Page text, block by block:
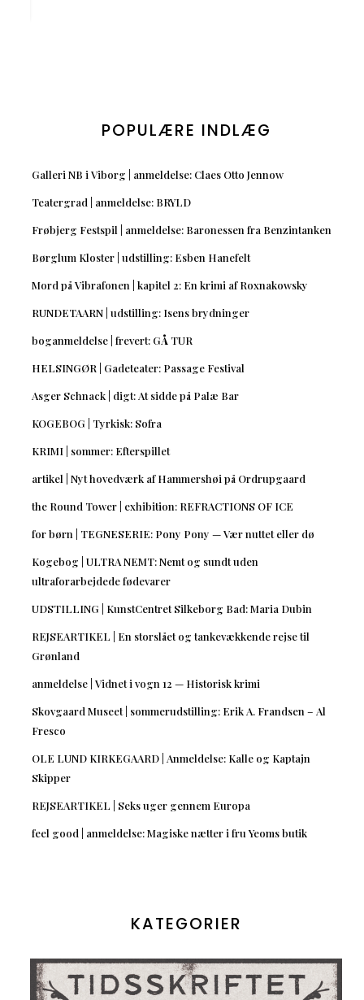
POPULÆRE INDLÆG
Galleri NB i Viborg | anmeldelse: Claes Otto Jennow
Teatergrad | anmeldelse: BRYLD
Frøbjerg Festspil | anmeldelse: Baronessen fra Benzintanken
Børglum Kloster | udstilling: Esben Hanefelt
Mord på Vibrafonen | kapitel 2: En krimi af Roxnakowsky
RUNDETAARN | udstilling: Isens brydninger
boganmeldelse | frevert: GÅ TUR
HELSINGØR | Gadeteater: Passage Festival
Asger Schnack | digt: At sidde på Palæ Bar
KOGEBOG | Tyrkisk: Sofra
KRIMI | sommer: Efterspillet
artikel | Nyt hovedværk af Hammershøi på Ordrupgaard
the Round Tower | exhibition: REFRACTIONS OF ICE
for børn | TEGNESERIE: Pony Pony — Vær nuttet eller dø
Kogebog | ULTRA NEMT: Nemt og sundt uden
ultraforarbejdede fødevarer
UDSTILLING | KunstCentret Silkeborg Bad: Maria Dubin
REJSEARTIKEL | En storslået og tankevækkende rejse til
Grønland
anmeldelse | Vidnet i vogn 12 — Historisk krimi
Skovgaard Museet | sommerudstilling: Erik A. Frandsen – Al
Fresco
OLE LUND KIRKEGAARD | Anmeldelse: Kalle og Kaptajn
Skipper
REJSEARTIKEL | Seks uger gennem Europa
feel good | anmeldelse: Magiske nætter i fru Yeoms butik
KATEGORIER